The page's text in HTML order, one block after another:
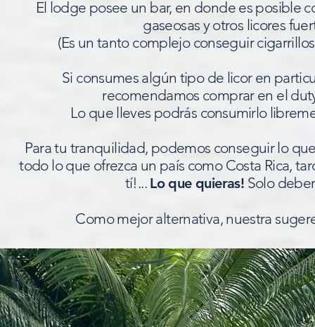
El lodge posee un bar, en donde es posible
gaseosas y otros licores
(Es un tanto complejo conseguir
Si consumes algún tipo de licor en
recomendamos comprar en el
Lo que lleves podrás consumirlo
Para tu tranquilidad, podemos conseguir lo
todo lo que ofrezca un país como Costa Rica,
tí!... Lo que quieras! Solo
Como mejor alternativa, nuestra